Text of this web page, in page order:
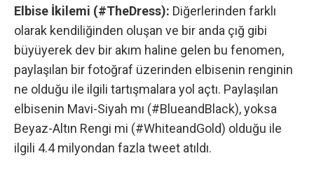
Elbise İkilemi (#TheDress): Diğerlerinden farklı
olarak kendiliğinden oluşan ve bir anda çığ gibi
büyüyerek dev bir akım haline gelen bu fenomen,
paylaşılan bir fotoğraf üzerinden elbisenin renginin
ne olduğu ile ilgili tartışmalara yol açtı. Paylaşılan
elbisenin Mavi-Siyah mı (#BlueandBlack), yoksa
Beyaz-Altın Rengi mi (#WhiteandGold) olduğu ile
ilgili 4.4 milyondan fazla tweet atıldı.